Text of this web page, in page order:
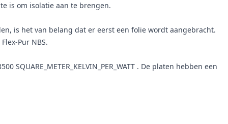
is om isolatie aan te brengen.
is het van belang dat er eerst een folie wordt aangebracht.
Pur NBS.
. De platen hebben een